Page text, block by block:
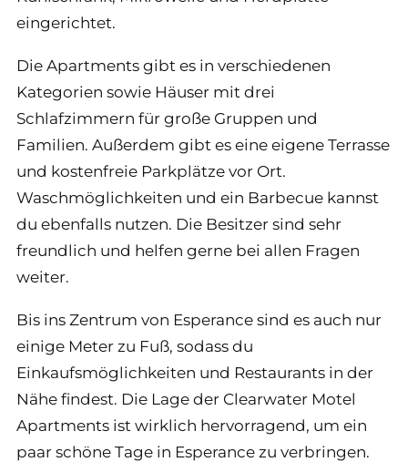
eingerichtet.
Die Apartments gibt es in verschiedenen
Kategorien sowie Häuser mit drei
Schlafzimmern für große Gruppen und
Familien. Außerdem gibt es eine eigene Terrasse
und kostenfreie Parkplätze vor Ort.
Waschmöglichkeiten und ein Barbecue kannst
du ebenfalls nutzen. Die Besitzer sind sehr
freundlich und helfen gerne bei allen Fragen
weiter.
Bis ins Zentrum von Esperance sind es auch nur
einige Meter zu Fuß, sodass du
Einkaufsmöglichkeiten und Restaurants in der
Nähe findest. Die Lage der Clearwater Motel
Apartments ist wirklich hervorragend, um ein
paar schöne Tage in Esperance zu verbringen.